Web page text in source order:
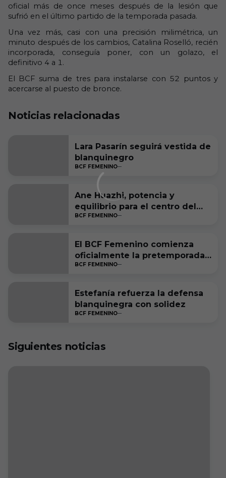
oficial más de once meses después de la lesión que
sufrió en el último partido de la temporada pasada.
Una vez más, casi con una precisión milimétrica, un
minuto después de los cambios, Catalina Roselló, recién
incorporada, conseguía poner, con un golazo, el
definitivo 4 a 1.
El BCF suma de tres para instalarse con 52 puntos y
acercarse al puesto de bronce.
Noticias relacionadas
Lara Pasarín seguirá vestida de
blanquinegro
BCF FEMENINO
Ane Huazhi, potencia y
equilibrio para el centro del
campo blanquinegro
BCF FEMENINO
El BCF Femenino comienza
oficialmente la pretemporada
2025/2026
BCF FEMENINO
Estefanía refuerza la defensa
blanquinegra con solidez
BCF FEMENINO
Siguientes noticias